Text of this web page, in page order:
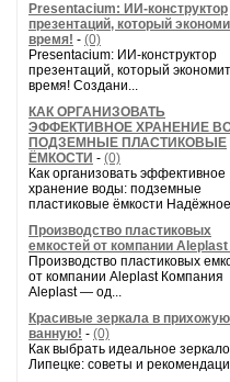
Presentacium: ИИ‑конструктор
презентаций, который
время! - (0)
Presentacium: ИИ‑конструктор
презентаций, который экономит
время! Создани...
КАК ОРГАНИЗОВАТЬ
ЭФФЕКТИВНОЕ ХРАНЕНИЕ
ПОДЗЕМНЫЕ ПЛАСТИКОВЫЕ
ЁМКОСТИ - (0)
Как организовать эффективное
хранение воды: подземные
пластиковые ёмкости
Производство пластиковых
емкостей от компании Aleplast
Производство пластиковых
от компании Aleplast Компания
Aleplast — од...
Красивые зеркала в
ванную! - (0)
Как выбрать идеальное
Липецке: советы и